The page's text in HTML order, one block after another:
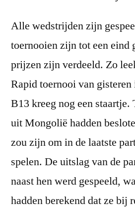
Alle wedstrijden zijn
toernooien zijn tot een eind
prijzen zijn verdeeld. Zo
Rapid toernooi van gisteren
B13 kreeg nog een staartje.
uit Mongolië hadden
zou zijn om in de laatste
spelen. De uitslag van de
naast hen werd gespeeld,
hadden berekend dat ze bij